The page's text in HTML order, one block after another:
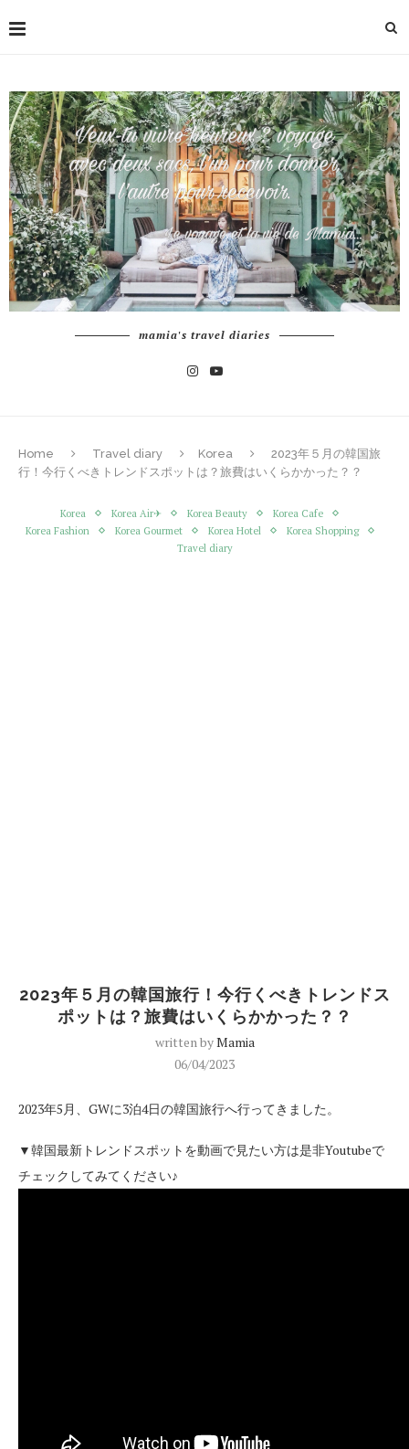
mamia's travel diaries
Home Travel diary Korea
2023年５月の韓国旅
行！今行くべきトレンドスポットは？旅費はいくらかかった？？
Korea Korea Air✈︎ Korea Beauty
Korea Cafe
Korea Fashion
Korea Gourmet Korea Hotel
Korea Shopping
Travel diary
2023年５月の韓国旅行！今行くべきトレンドス
ポットは？旅費はいくらかかった？？
written byMamia
06/04/2023
2023年5月、GWに3泊4日の韓国旅行へ行ってきました。
▼韓国最新トレンドスポットを動画で見たい方は是非Youtubeで
チェックしてみてください♪